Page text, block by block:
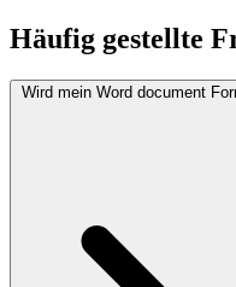
Häufig gestellte
Wird mein Word document